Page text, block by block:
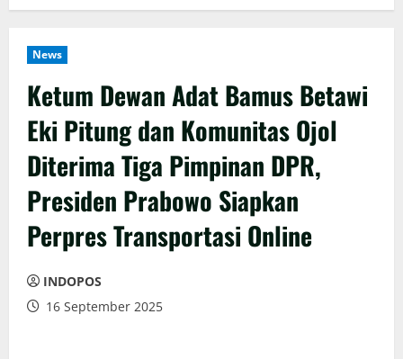
News
Ketum Dewan Adat Bamus Betawi
Eki Pitung dan Komunitas Ojol
Diterima Tiga Pimpinan DPR,
Presiden Prabowo Siapkan
Perpres Transportasi Online
INDOPOS
16 September 2025